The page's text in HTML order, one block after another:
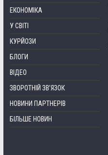
ЕКОНОМІКА
У СВІТІ
КУРЙОЗИ
БЛОГИ
ВІДЕО
ЗВОРОТНІЙ ЗВ’ЯЗОК
НОВИНИ ПАРТНЕРІВ
БІЛЬШЕ НОВИН